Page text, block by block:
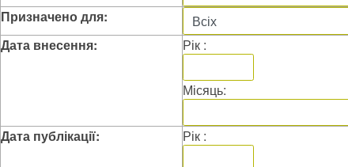
Призначено для:
Дата внесення:
Рік :
Місяць:
Дата публікації: Рік :